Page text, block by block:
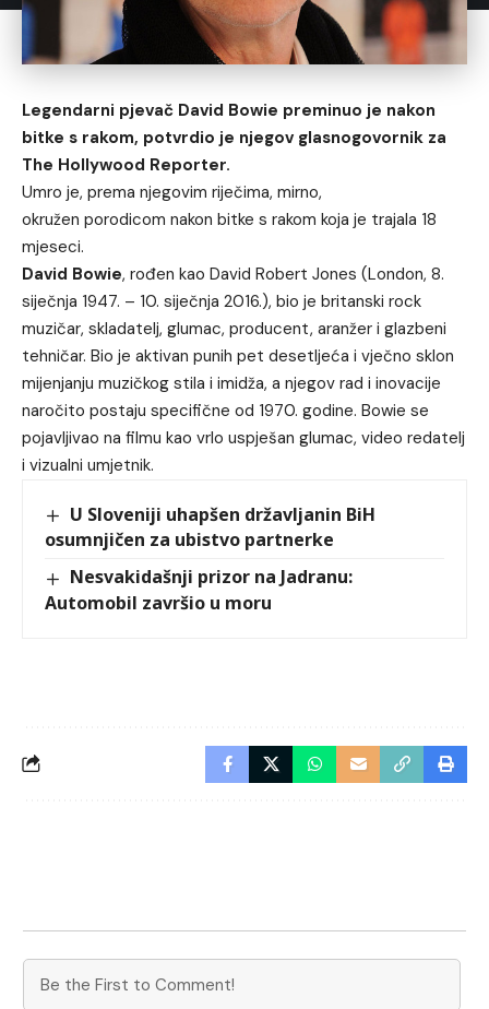
Legendarni pjevač David Bowie preminuo je nakon
bitke s rakom, potvrdio je njegov glasnogovornik za
The Hollywood Reporter.
Umro je, prema njegovim riječima, mirno,
okružen porodicom nakon bitke s rakom koja je trajala 18
mjeseci.
David Bowie, rođen kao David Robert Jones (London, 8.
siječnja 1947. – 10. siječnja 2016.), bio je britanski rock
muzičar, skladatelj, glumac, producent, aranžer i glazbeni
tehničar. Bio je aktivan punih pet desetljeća i vječno sklon
mijenjanju muzičkog stila i imidža, a njegov rad i inovacije
naročito postaju specifične od 1970. godine. Bowie se
pojavljivao na filmu kao vrlo uspješan glumac, video redatelj
i vizualni umjetnik.
U Sloveniji uhapšen državljanin BiH
osumnjičen za ubistvo partnerke
Nesvakidašnji prizor na Jadranu:
Automobil završio u moru